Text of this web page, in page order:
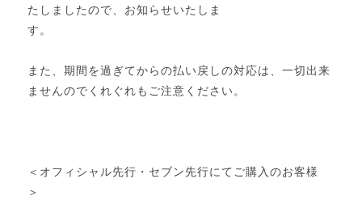
たしましたので、お知らせいたしま
す。
また、期間を過ぎてからの払い戻しの対応は、一切出来
ませんのでくれぐれもご注意ください。
＜オフィシャル先行・セブン先行にてご購入のお客様
＞